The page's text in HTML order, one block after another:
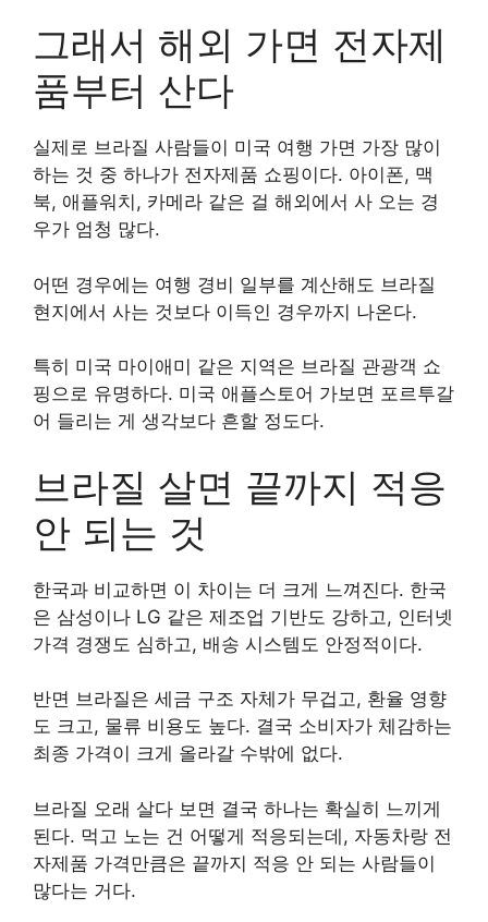
그래서 해외 가면 전자제
품부터 산다
실제로 브라질 사람들이 미국 여행 가면 가장 많이
하는 것 중 하나가 전자제품 쇼핑이다. 아이폰, 맥
북, 애플워치, 카메라 같은 걸 해외에서 사 오는 경
우가 엄청 많다.
어떤 경우에는 여행 경비 일부를 계산해도 브라질
현지에서 사는 것보다 이득인 경우까지 나온다.
특히 미국 마이애미 같은 지역은 브라질 관광객 쇼
핑으로 유명하다. 미국 애플스토어 가보면 포르투갈
어 들리는 게 생각보다 흔할 정도다.
브라질 살면 끝까지 적응
안 되는 것
한국과 비교하면 이 차이는 더 크게 느껴진다. 한국
은 삼성이나 LG 같은 제조업 기반도 강하고, 인터넷
가격 경쟁도 심하고, 배송 시스템도 안정적이다.
반면 브라질은 세금 구조 자체가 무겁고, 환율 영향
도 크고, 물류 비용도 높다. 결국 소비자가 체감하는
최종 가격이 크게 올라갈 수밖에 없다.
브라질 오래 살다 보면 결국 하나는 확실히 느끼게
된다. 먹고 노는 건 어떻게 적응되는데, 자동차랑 전
자제품 가격만큼은 끝까지 적응 안 되는 사람들이
많다는 거다.